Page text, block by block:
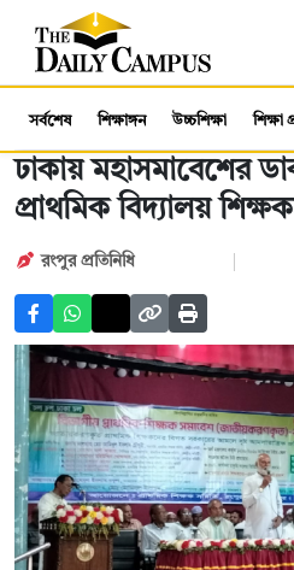
সর্বশেষ শিক্ষাঙ্গন উচ্চশিক্ষা শিক্ষা
ঢাকায় মহাসমাবেশের
প্রাথমিক বিদ্যালয়
রংপুর প্রতিনিধি